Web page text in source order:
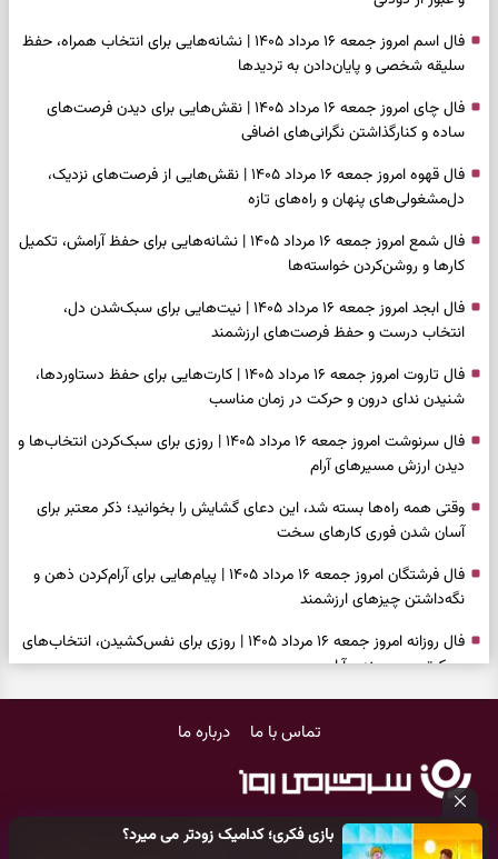
بازی فکری؛ کدامیک زودتر می میرد؟
فال اسم امروز جمعه ۱۶ مرداد ۱۴۰۵ | نشانه‌هایی برای انتخاب همراه، حفظ
سلیقه شخصی و پایان‌دادن به تردیدها
فال چای امروز جمعه ۱۶ مرداد ۱۴۰۵ | نقش‌هایی برای دیدن فرصت‌های
ساده و کنارگذاشتن نگرانی‌های اضافی
فال قهوه امروز جمعه ۱۶ مرداد ۱۴۰۵ | نقش‌هایی از فرصت‌های نزدیک،
دل‌مشغولی‌های پنهان و راه‌های تازه
فال شمع امروز جمعه ۱۶ مرداد ۱۴۰۵ | نشانه‌هایی برای حفظ آرامش، تکمیل
کارها و روشن‌کردن خواسته‌ها
فال ابجد امروز جمعه ۱۶ مرداد ۱۴۰۵ | نیت‌هایی برای سبک‌شدن دل،
انتخاب درست و حفظ فرصت‌های ارزشمند
فال تاروت امروز جمعه ۱۶ مرداد ۱۴۰۵ | کارت‌هایی برای حفظ دستاوردها،
شنیدن ندای درون و حرکت در زمان مناسب
فال سرنوشت امروز جمعه ۱۶ مرداد ۱۴۰۵ | روزی برای سبک‌کردن انتخاب‌ها و
دیدن ارزش مسیرهای آرام
وقتی همه راه‌ها بسته شد، این دعای گشایش را بخوانید؛ ذکر معتبر برای
آسان شدن فوری کارهای سخت
فال فرشتگان امروز جمعه ۱۶ مرداد ۱۴۰۵ | پیام‌هایی برای آرام‌کردن ذهن و
نگه‌داشتن چیزهای ارزشمند
فال روزانه امروز جمعه ۱۶ مرداد ۱۴۰۵ | روزی برای نفس‌کشیدن، انتخاب‌های
سبک‌تر و جمع‌بندی آرام
سنجیده و رهاشدن از انتظارهای بی‌نتیجه
طرز تهیه کوکو سبزی مجلسی | سبز، خوش‌عطر و برش‌خورده
تماس با ما درباره ما
کلیه حقوق مادی و معنوی این سایت متعلق بهپایگاه خبری سرگرمی روز